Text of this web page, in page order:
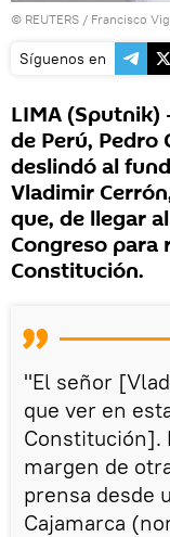
© REUTERS / Francisco
Síguenos en
LIMA (Sputnik)
de Perú, Pedro
deslindó al
Vladimir
que, de llegar
Congreso para
Constitución.
"El señor
que ver en
Constitución].
margen de
prensa desde
Cajamarca